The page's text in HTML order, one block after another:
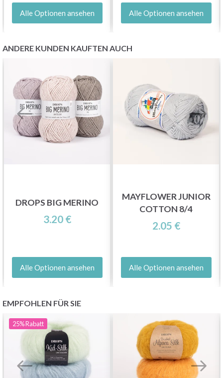
Alle Optionen ansehen Alle Optionen ansehen
ANDERE KUNDEN KAUFTEN AUCH
DROPS BIG MERINO
3.20 €
Alle Optionen ansehen
MAYFLOWER JUNIOR
COTTON 8/4
2.05 €
Alle Optionen ansehen
EMPFOHLEN FÜR SIE
25%Rabatt